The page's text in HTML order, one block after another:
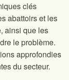
clés
abattoirs et les
ainsi que les
le problème.
approfondies
du secteur.